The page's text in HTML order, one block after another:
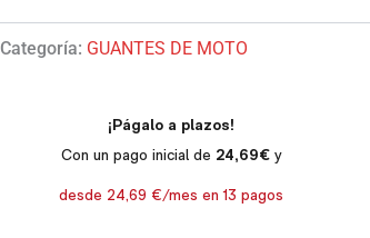
Categoría: GUANTES DE MOTO